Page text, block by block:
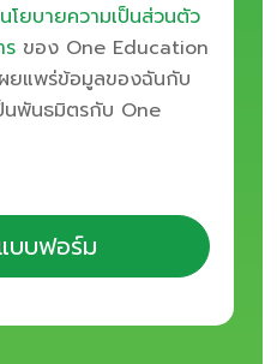
นโยบายความเป็นส่วนตัว
ร ของ One Education
ยแพร่ข้อมูลของฉันกับ
นพันธมิตรกับ One
บบฟอร์ม